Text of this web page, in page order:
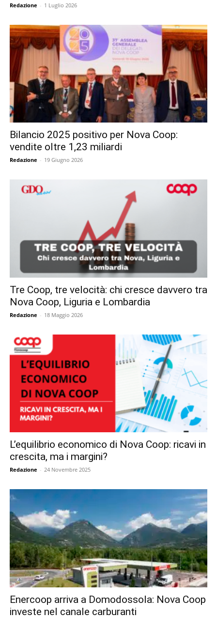
Redazione - 1 Luglio 2026
Bilancio 2025 positivo per Nova Coop:
vendite oltre 1,23 miliardi
Redazione - 19 Giugno 2026
Tre Coop, tre velocità: chi cresce davvero tra
Nova Coop, Liguria e Lombardia
Redazione - 18 Maggio 2026
L’equilibrio economico di Nova Coop: ricavi in
crescita, ma i margini?
Redazione - 24 Novembre 2025
Enercoop arriva a Domodossola: Nova Coop
investe nel canale carburanti